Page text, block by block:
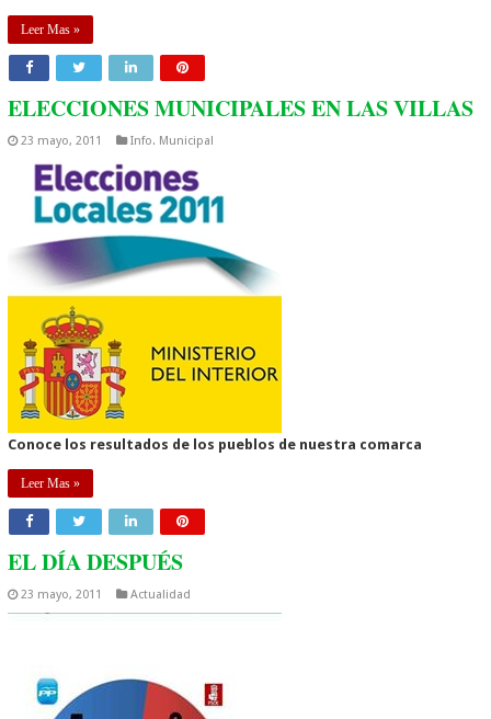
Leer Mas »
ELECCIONES MUNICIPALES EN LAS VILLAS
23 mayo, 2011 Info. Municipal
Conoce los resultados de los pueblos de nuestra comarca
Leer Mas »
EL DÍA DESPUÉS
23 mayo, 2011 Actualidad